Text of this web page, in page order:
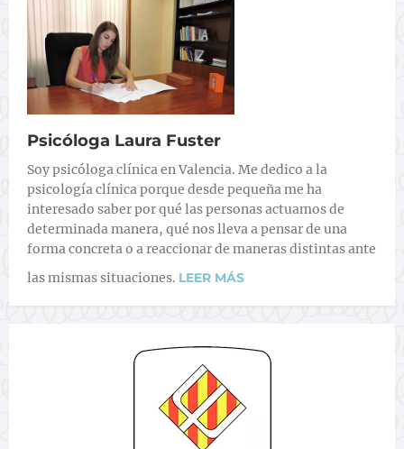
Psicóloga Laura Fuster
Soy psicóloga clínica en Valencia. Me dedico a la
psicología clínica porque desde pequeña me ha
interesado saber por qué las personas actuamos de
determinada manera, qué nos lleva a pensar de una
forma concreta o a reaccionar de maneras distintas ante
las mismas situaciones. LEER MÁS